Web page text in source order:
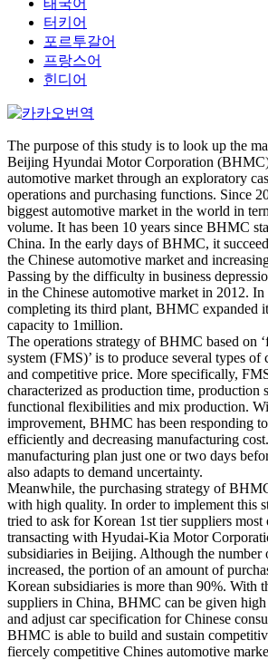
태국어
터키어
포르투갈어
프랑스어
힌디어
The purpose of this study is to look up the
Beijing Hyundai Motor Corporation
automotive market through an exploratory
operations and purchasing functions. Since
biggest automotive market in the world in
volume. It has been 10 years since BHMC
China. In the early days of BHMC, it
the Chinese automotive market and
Passing by the difficulty in business
in the Chinese automotive market in 2012.
completing its third plant, BHMC expanded
capacity to 1million.
The operations strategy of BHMC based on
system (FMS)’ is to produce several types
and competitive price. More specifically,
characterized as production time, production
functional flexibilities and mix production.
improvement, BHMC has been responding
efficiently and decreasing manufacturing
manufacturing plan just one or two days
also adapts to demand uncertainty.
Meanwhile, the purchasing strategy of
with high quality. In order to implement this
tried to ask for Korean 1st tier suppliers most
transacting with Hyudai-Kia Motor
subsidiaries in Beijing. Although the number
increased, the portion of an amount of
Korean subsidiaries is more than 90%. With
suppliers in China, BHMC can be given
and adjust car specification for Chinese
BHMC is able to build and sustain
fiercely competitive Chines automotive